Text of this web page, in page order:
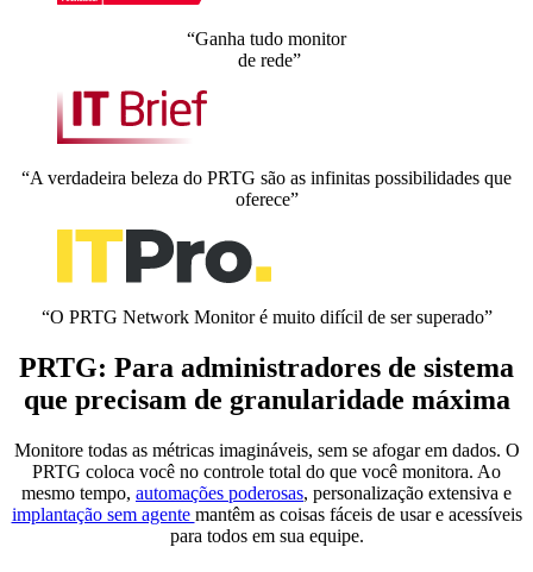
“Ganha tudo monitor
de rede”
“A verdadeira beleza do PRTG são as infinitas possibilidades que
oferece”
“O PRTG Network Monitor é muito difícil de ser superado”
PRTG: Para administradores de sistema
que precisam de granularidade máxima
Monitore todas as métricas imagináveis, sem se afogar em dados. O
PRTG coloca você no controle total do que você monitora. Ao
mesmo tempo, automações poderosas, personalização extensiva e
implantação sem agente mantêm as coisas fáceis de usar e acessíveis
para todos em sua equipe.